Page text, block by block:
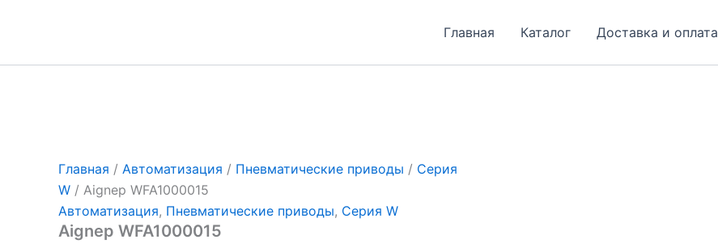
Главная Каталог Доставка и оплата
Главная / Автоматизация / Пневматические приводы / Серия
W / Aignep WFA1000015
Автоматизация, Пневматические приводы, Серия W
Aignep WFA1000015